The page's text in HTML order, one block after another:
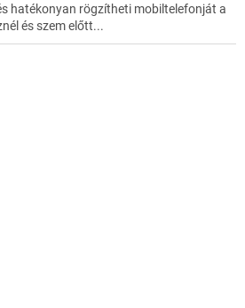
hatékonyan rögzítheti mobiltelefonját a
és szem előtt...